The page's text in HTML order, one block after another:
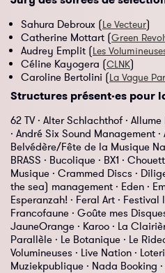
Sahura Debroux (Le Vecteur)
Catherine Mottart (Green
Audrey Emplit (Les
Céline Kayogera (CLNK)
Caroline Bertolini (La Vague
Structures présent·es pour
62 TV · Alter Schlachthof ·
· André Six Sound Management ·
Belvédère/Fête de la Musique
BRASS · Bucolique · BX1 ·
Musique · Crammed Discs ·
the sea) management · Eden ·
Esperanzah! · Feral Art · Festival
Francofaune · Goûte mes Disques
JauneOrange · Karoo · La
Parallèle · Le Botanique · Le
Volumineuses · Live Nation ·
Muziekpublique · Nada Booking